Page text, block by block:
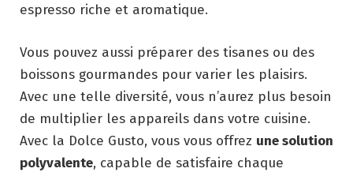
espresso riche et aromatique.
Vous pouvez aussi préparer des tisanes ou des
boissons gourmandes pour varier les plaisirs.
Avec une telle diversité, vous n’aurez plus besoin
de multiplier les appareils dans votre cuisine.
Avec la Dolce Gusto, vous vous offrez une solution
polyvalente, capable de satisfaire chaque